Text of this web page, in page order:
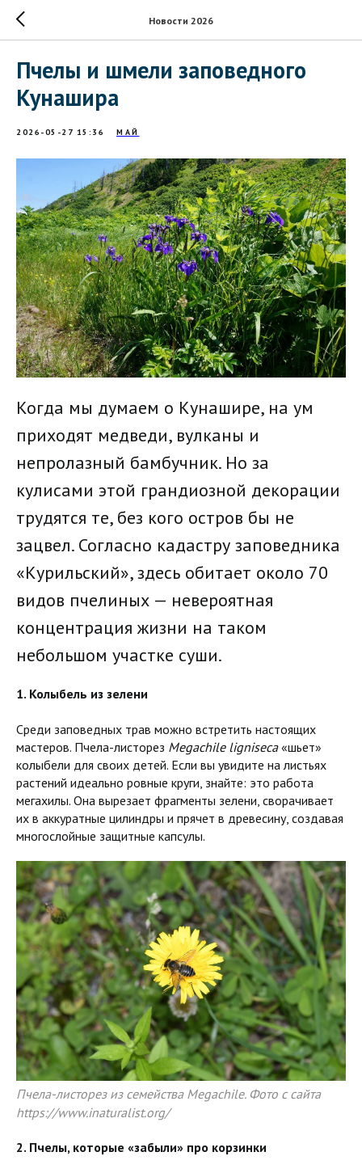
Новости 2026
Пчелы и шмели заповедного
Кунашира
2026-05-27 15:36 МАЙ
Когда мы думаем о Кунашире, на ум
приходят медведи, вулканы и
непролазный бамбучник. Но за
кулисами этой грандиозной декорации
трудятся те, без кого остров бы не
зацвел. Согласно кадастру заповедника
«Курильский», здесь обитает около 70
видов пчелиных — невероятная
концентрация жизни на таком
небольшом участке суши.
1. Колыбель из зелени
Среди заповедных трав можно встретить настоящих
мастеров. Пчела-листорез Megachile ligniseca«шьет»
колыбели для своих детей. Если вы увидите на листьях
растений идеально ровные круги, знайте: это работа
мегахилы. Она вырезает фрагменты зелени, сворачивает
их в аккуратные цилиндры и прячет в древесину, создавая
многослойные защитные капсулы.
Пчела-листорез из семейства Megachile. Фото с сайта
https://www.inaturalist.org/
2. Пчелы, которые «забыли» про корзинки